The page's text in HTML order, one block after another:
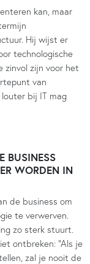
kan, maar
Hij wijst er
technologische
zinvol zijn voor het
van
bij IT mag
BUSINESS
WORDEN IN
de business om
te verwerven.
zo sterk stuurt.
ontbreken: “Als je
zal je nooit de